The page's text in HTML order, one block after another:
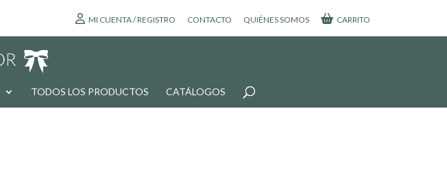
MI CUENTA / REGISTRO CONTACTO QUIÉNES SOMOS CARRITO
TODOS LOS PRODUCTOS CATÁLOGOS